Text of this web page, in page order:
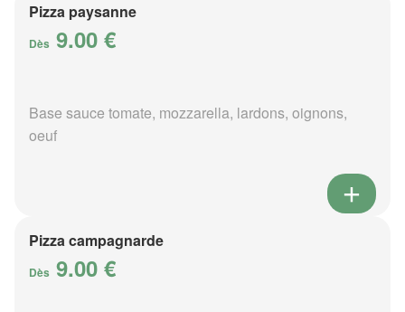
Pizza paysanne
Dès 9.00 €
Base sauce tomate, mozzarella, lardons, oignons,
oeuf
Pizza campagnarde
Dès 9.00 €